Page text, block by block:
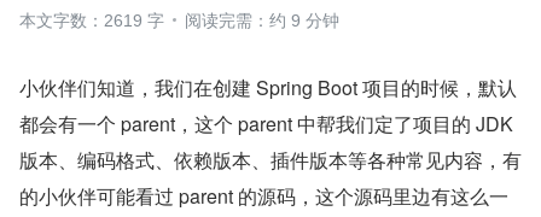
本文字数：2619 字
阅读完需：约 9 分钟
小伙伴们知道，我们在创建 Spring Boot 项目的时候，默认
都会有一个 parent，这个 parent 中帮我们定了项目的 JDK
版本、编码格式、依赖版本、插件版本等各种常见内容，有
的小伙伴可能看过 parent 的源码，这个源码里边有这么一